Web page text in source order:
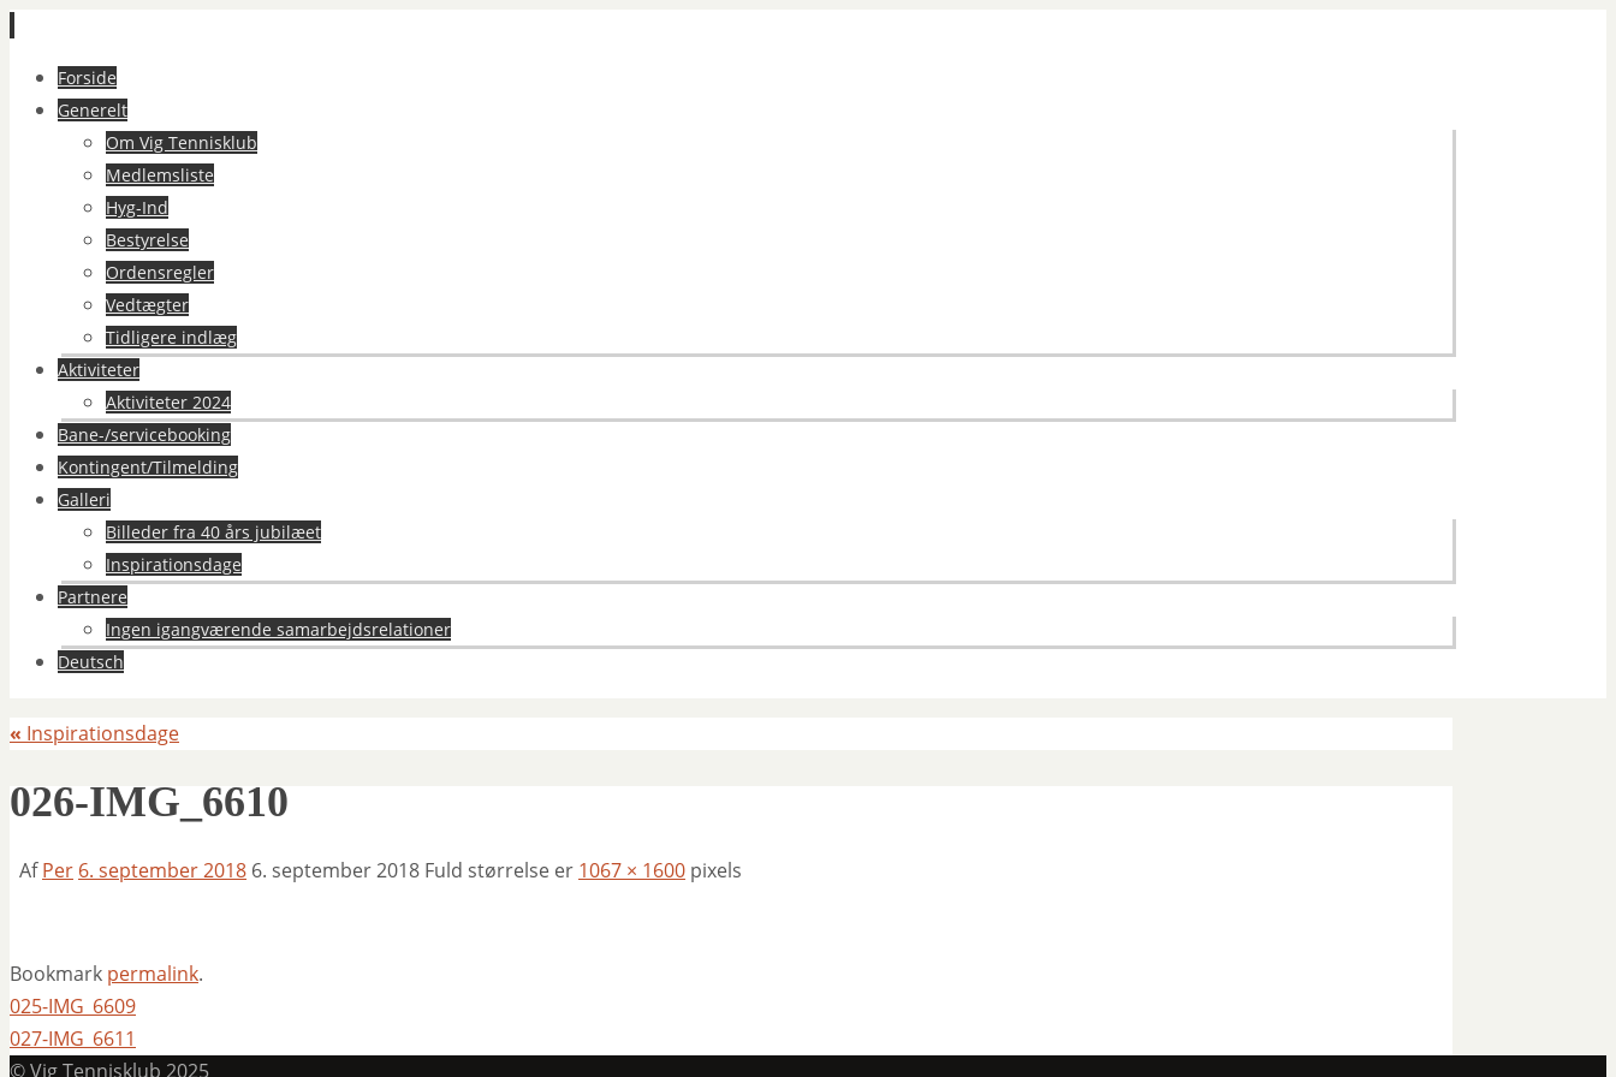
SpringForside
Generelt
Om Vig Tennisklub
Medlemsliste
Hyg-Ind
Bestyrelse
Ordensregler
Vedtægter
Tidligere indlæg
Aktiviteter
Aktiviteter 2024
Bane-/servicebooking
Kontingent/Tilmelding
Galleri
Billeder fra 40 års jubilæet
Inspirationsdage
Partnere
Ingen igangværende samarbejdsrelationer
Deutsch
« Inspirationsdage
026-IMG_6610
AfPer 6. september 2018 6. september 2018 Fuld størrelse er 1067 × 1600 pixels
Bookmark permalink.
025-IMG_6609
027-IMG_6611
© Vig Tennisklub 2025